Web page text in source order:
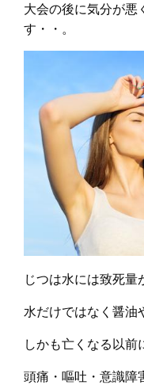
大会の後に気分が悪
す・・。
じつは水には致死量
水だけではなく醤油
しかも亡くなる以前
頭痛・嘔吐・意識障